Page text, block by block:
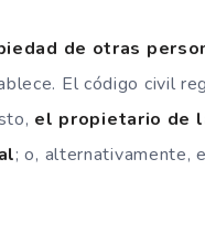
de otras
El código civil
el propietario de
; o, alternativamente,